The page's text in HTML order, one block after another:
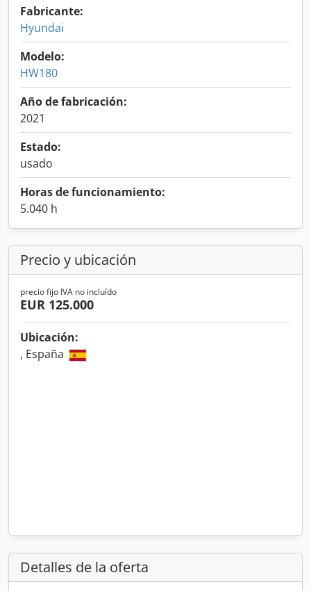
Fabricante:
Hyundai
Modelo:
HW180
Año de fabricación:
2021
Estado:
usado
Horas de funcionamiento:
5.040 h
Precio y ubicación
precio fijo IVA no incluído
EUR 125.000
Ubicación:
, España
Detalles de la oferta